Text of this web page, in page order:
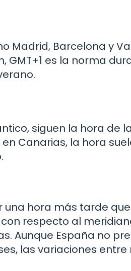
Madrid, Barcelona y
GMT+1 es la norma
siguen la hora de
Canarias, la hora
hora más tarde
respecto al
Aunque España no
las variaciones entre